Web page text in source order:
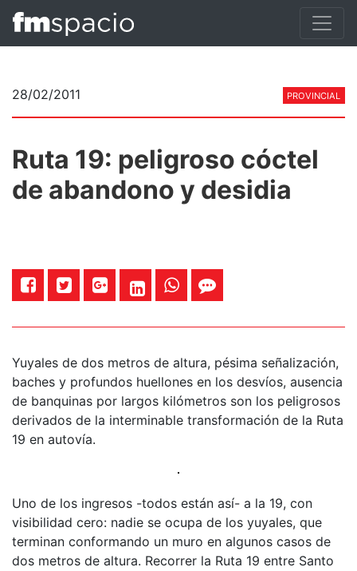
28/02/2011 PROVINCIAL
Ruta 19: peligroso cóctel
de abandono y desidia
Yuyales de dos metros de altura, pésima señalización,
baches y profundos huellones en los desvíos, ausencia
de banquinas por largos kilómetros son los peligrosos
derivados de la interminable transformación de la Ruta
19 en autovía.
Uno de los ingresos -todos están así- a la 19, con
visibilidad cero: nadie se ocupa de los yuyales, que
terminan conformando un muro en algunos casos de
dos metros de altura. Recorrer la Ruta 19 entre Santo